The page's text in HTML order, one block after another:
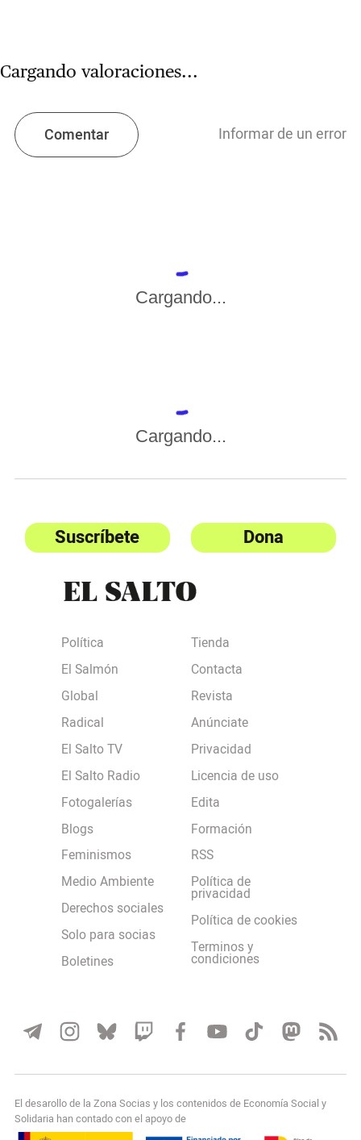
Cargando valoraciones...
Comentar Informar de un error
Cargando...
Cargando...
Suscríbete Dona
Política
El Salmón
Global
Radical
El Salto TV
El Salto Radio
Fotogalerías
Blogs
Feminismos
Medio Ambiente
Derechos sociales
Solo para socias
Boletines
Tienda
Contacta
Revista
Anúnciate
Privacidad
Licencia de uso
Edita
Formación
RSS
Política de
privacidad
Política de cookies
Terminos y
condiciones
El desarollo de la Zona Socias y los contenidos de Economía Social y
Solidaria han contado con el apoyo de